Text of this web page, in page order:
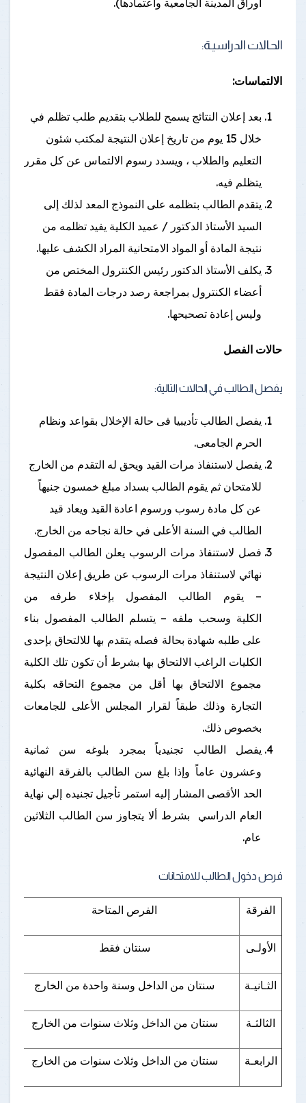
الحـالات الدراسيـة:
الالتماسات:
بعد إعلان النتائج يسمح للطلاب بتقديم طلب تظلم في
خلال 15 يوم من تاريخ إعلان النتيجة لمكتب شئون
التعليم والطلاب ، ويسدد رسوم الالتماس عن كل مقرر
يتظلم فيه.
يتقدم الطالب بتظلمه على النموذج المعد لذلك إلى
السيد الأستاذ الدكتور / عميد الكلية يفيد تظلمه من
نتيجة المادة أو المواد الامتحانية المراد الكشف عليها.
يكلف الأستاذ الدكتور رئيس الكنترول المختص من
أعضاء الكنترول بمراجعة رصد درجات المادة فقط
وليس إعادة تصحيحها.
حالات الفصل
يفصل الطالب في الحالات التالية:
يفصل الطالب تأديبيا فى حالة الإخلال بقواعد ونظام
الحرم الجامعى.
يفصل لاستنفاذ مرات القيد ويحق له التقدم من الخارج
للامتحان ثم يقوم الطالب بسداد مبلغ خمسون جنيهاً
عن كل مادة رسوب ورسوم اعادة القيد ويعاد قيد
الطالب في السنة الأعلى في حالة نجاحه من الخارج.
فصل لاستنفاذ مرات الرسوب يعلن الطالب المفصول
نهائي لاستنفاذ مرات الرسوب عن طريق إعلان النتيجة
– يقوم الطالب المفصول بإخلاء طرفه من
الكلية وسحب ملفه – يتسلم الطالب المفصول بناء
على طلبه شهادة بحالة فصله يتقدم بها للالتحاق بإحدى
الكليات الراغب الالتحاق بها بشرط أن تكون تلك الكلية
مجموع الالتحاق بها أقل من مجموع التحاقه بكلية
التجارة وذلك طبقاً لقرار المجلس الأعلى للجامعات
بخصوص ذلك.
يفصل الطالب تجنيدياً بمجرد بلوغه سن ثمانية
وعشرون عاماً وإذا بلغ سن الطالب بالفرقة النهائية
الحد الأقصى المشار إليه استمر تأجيل تجنيده إلي نهاية
العام الدراسي بشرط ألا يتجاوز سن الطالب الثلاثين
عام.
فرص دخول الطالب للامتحانات
الفرقة الفرص المتاحة
الأولـى سنتان فقط
الثـانيـة سنتان من الداخل وسنة واحدة من الخارج
الثالثـة سنتان من الداخل وثلاث سنوات من الخارج
الرابعـة سنتان من الداخل وثلاث سنوات من الخارج